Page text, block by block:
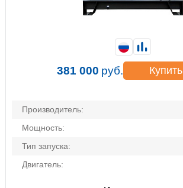
Производитель:
Мощность:
Тип запуска:
Двигатель:
381 000 руб. Купить